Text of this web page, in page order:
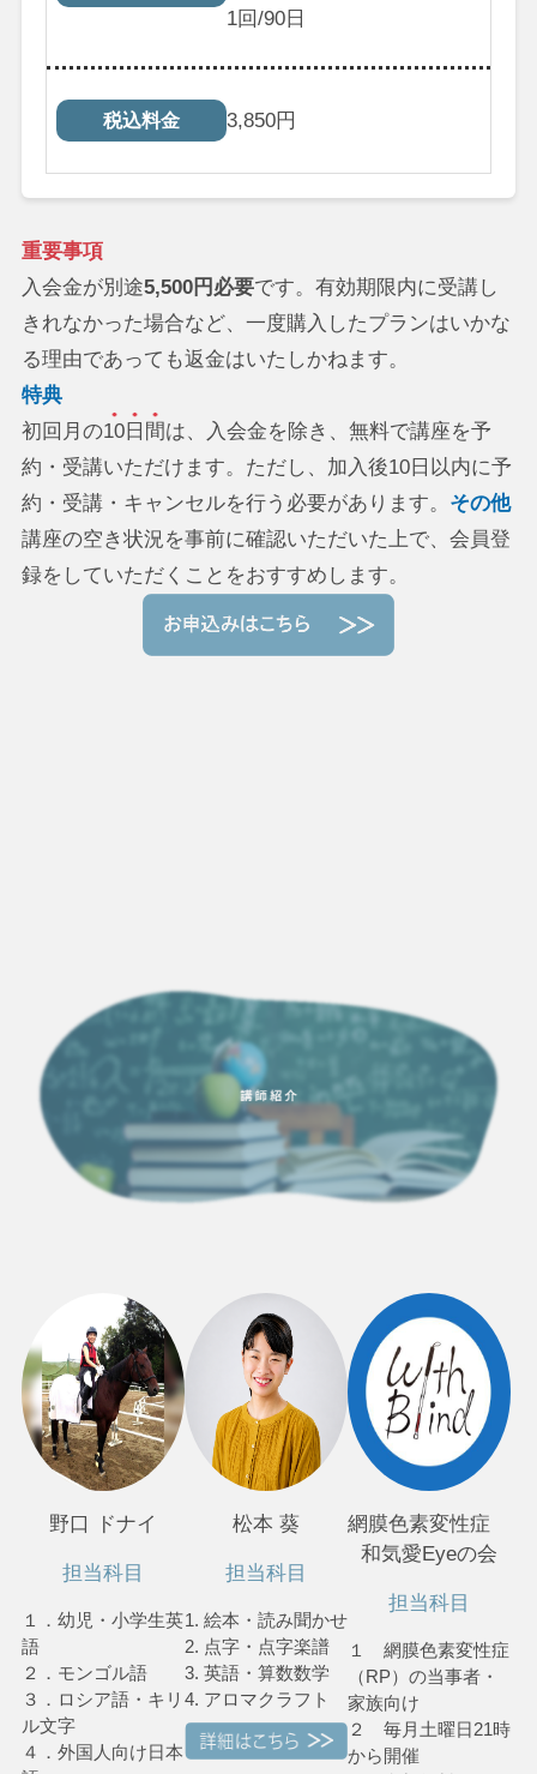
1回/90日
税込料金 3,850円
重要事項
入会金が別途5,500円必要です。有効期限内に受講し
きれなかった場合など、一度購入したプランはいかな
る理由であっても返金はいたしかねます。
特典
初回月の10日間は、入会金を除き、無料で講座を予
約・受講いただけます。ただし、加入後10日以内に予
約・受講・キャンセルを行う必要があります。 その他
講座の空き状況を事前に確認いただいた上で、会員登
録をしていただくことをおすすめします。
野口 ドナイ
担当科目
１．幼児・小学生英
語
２．モンゴル語
３．ロシア語・キリ
ル文字
４．外国人向け日本
松本 葵
担当科目
1. 絵本・読み聞かせ
2. 点字・点字楽譜
3. 英語・算数数学
4. アロマクラフト
網膜色素変性症
和気愛Eyeの会
担当科目
１ 網膜色素変性症
（RP）の当事者・
家族向け
２ 毎月土曜日21時
から開催